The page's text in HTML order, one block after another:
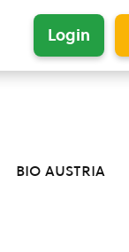
Login
bio austria